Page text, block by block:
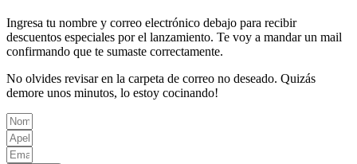
Ingresa tu nombre y correo electrónico debajo para recibir
descuentos especiales por el lanzamiento. Te voy a mandar un mail
confirmando que te sumaste correctamente.
No olvides revisar en la carpeta de correo no deseado. Quizás
demore unos minutos, lo estoy cocinando!